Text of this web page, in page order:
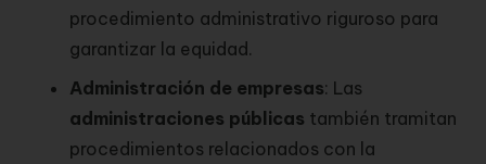
procedimiento administrativo riguroso para
garantizar la equidad.
Administración de empresas: Las
administraciones públicas también tramitan
procedimientos relacionados con la